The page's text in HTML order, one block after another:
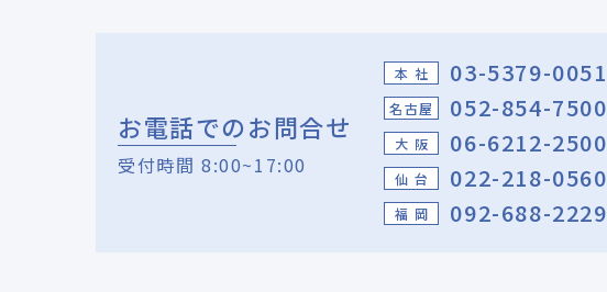
お電話でのお問合せ
受付時間 8:00~17:00
本 社 03-5379-0051
名古屋 052-854-7500
大 阪 06-6212-2500
仙 台 022-218-0560
福 岡 092-688-2229